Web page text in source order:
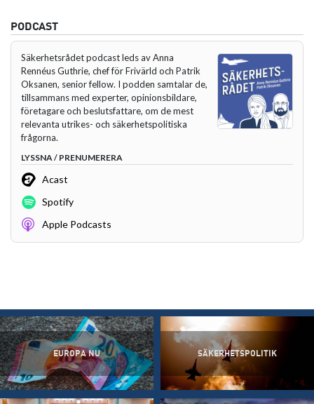
PODCAST
Säkerhetsrådet podcast leds av Anna
Rennéus Guthrie, chef för Frivärld och Patrik
Oksanen, senior fellow. I podden samtalar de,
tillsammans med experter, opinionsbildare,
företagare och beslutsfattare, om de mest
relevanta utrikes- och säkerhetspolitiska
frågorna.
LYSSNA / PRENUMERERA
Acast
Spotify
Apple Podcasts
EUROPA NU SÄKERHETSPOLITIK